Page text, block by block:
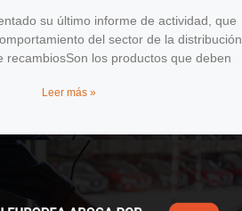
su último informe de actividad, que
del sector de la distribución
recambiosSon los productos que deben
Leer más »